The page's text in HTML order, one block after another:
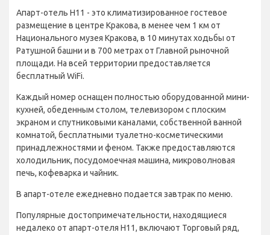
Апарт-отель H11 - это климатизированное гостевое
размещение в центре Кракова, в менее чем 1 км от
Национального музея Кракова, в 10 минутах ходьбы от
Ратушной башни и в 700 метрах от Главной рыночной
площади. На всей территории предоставляется
бесплатный WiFi.
Каждый номер оснащен полностью оборудованной мини-
кухней, обеденным столом, телевизором с плоским
экраном и спутниковыми каналами, собственной ванной
комнатой, бесплатными туалетно-косметическими
принадлежностями и феном. Также предоставляются
холодильник, посудомоечная машина, микроволновая
печь, кофеварка и чайник.
В апарт-отеле ежедневно подается завтрак по меню.
Популярные достопримечательности, находящиеся
недалеко от апарт-отеля H11, включают Торговый ряд,